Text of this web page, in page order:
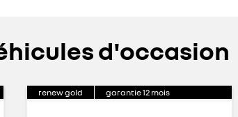
d'occasion
renew gold garantie12 mois